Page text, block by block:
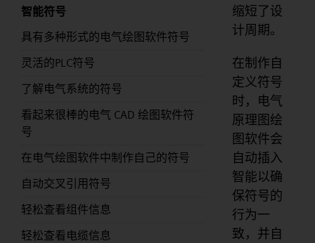
智能符号
具有多种形式的电气绘图软件符号
灵活的PLC符号
了解电气系统的符号
看起来很棒的电气 CAD 绘图软件符
号
在电气绘图软件中制作自己的符号
自动交叉引用符号
轻松查看组件信息
轻松查看电缆信息
缩短了设
计周期。
在制作自
定义符号
时，电气
原理图绘
图软件会
自动插入
智能以确
保符号的
行为一
致，并自